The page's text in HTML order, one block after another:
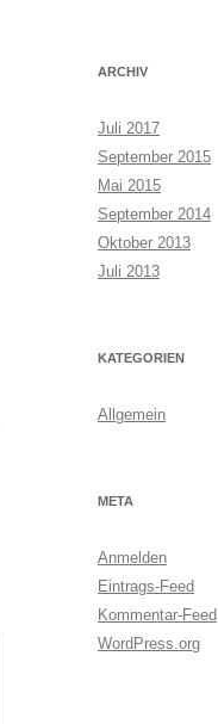
ARCHIV
Juli 2017
September 2015
Mai 2015
September 2014
Oktober 2013
Juli 2013
KATEGORIEN
Allgemein
META
Anmelden
Eintrags-Feed
Kommentar-Feed
WordPress.org